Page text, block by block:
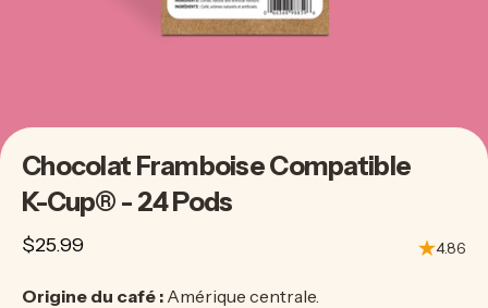
Chocolat FramboiseCompatible
K-Cup® - 24Pods
$25.99 4.86
Origine du café : Amérique centrale.